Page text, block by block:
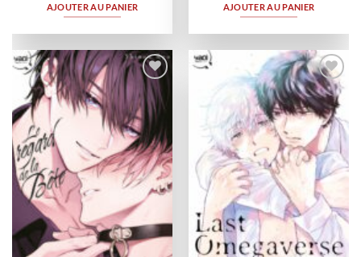
AJOUTER AU PANIER AJOUTER AU PANIER
Ajouter
à la
wishlist
Ajouter
à la
wishlist